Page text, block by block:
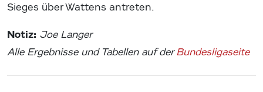
Sieges über Wattens antreten.
Notiz: Joe Langer
Alle Ergebnisse und Tabellen auf derBundesligaseite